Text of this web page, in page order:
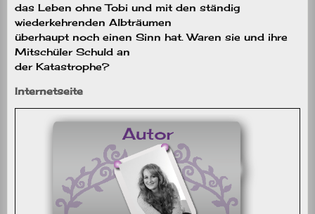
das Leben ohne Tobi und mit den ständig
wiederkehrenden Albträumen
überhaupt noch einen Sinn hat. Waren sie und ihre
Mitschüler Schuld an
der Katastrophe?
Internetseite